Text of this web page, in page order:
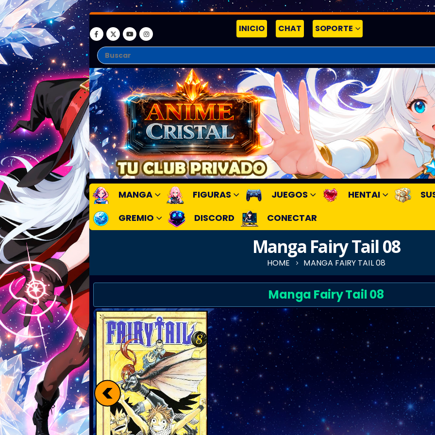
INICIO CHAT SOPORTE
MANGA FIGURAS JUEGOS HENTAI
GREMIO
DISCORD CONECTAR
Manga Fairy Tail 08
HOME MANGA FAIRY TAIL 08
Manga Fairy Tail 08
<